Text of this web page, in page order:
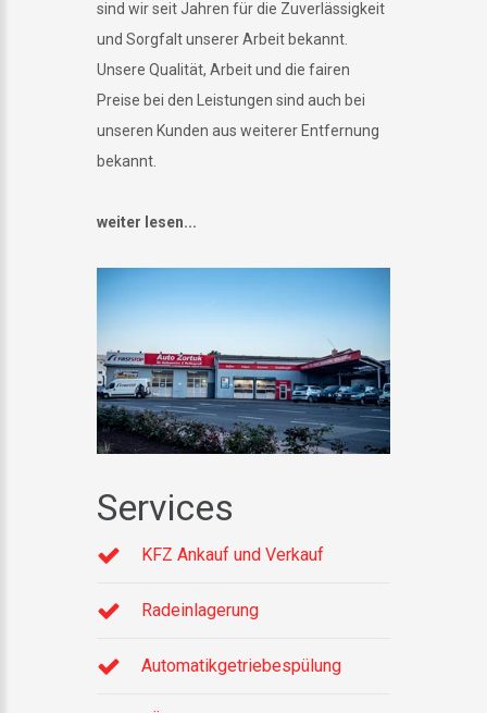
sind wir seit Jahren für die Zuverlässigkeit
und Sorgfalt unserer Arbeit bekannt.
Unsere Qualität, Arbeit und die fairen
Preise bei den Leistungen sind auch bei
unseren Kunden aus weiterer Entfernung
bekannt.
weiter lesen...
Services
KFZ Ankauf und Verkauf
Radeinlagerung
Automatikgetriebespülung